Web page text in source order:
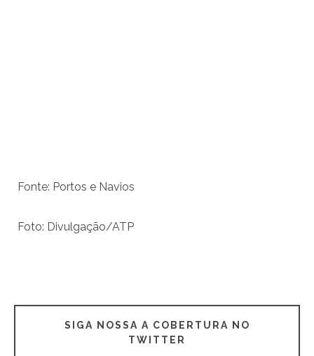
Fonte: Portos e Navios
Foto: Divulgação/ATP
SIGA NOSSA A COBERTURA NO
TWITTER